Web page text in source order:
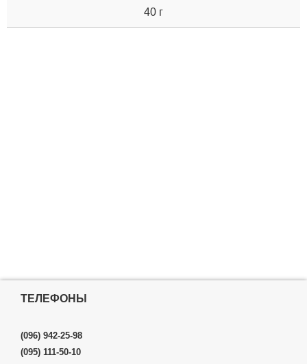
40 г
ТЕЛЕФОНЫ
(096) 942-25-98
(095) 111-50-10